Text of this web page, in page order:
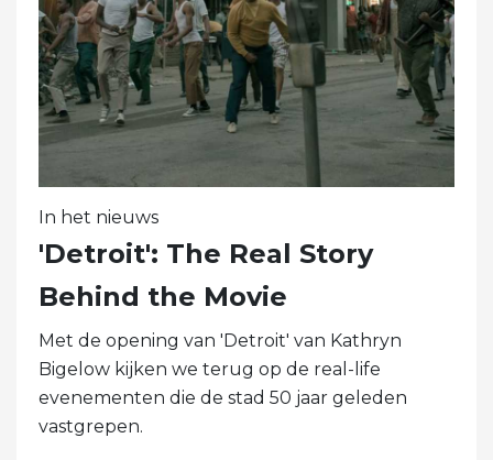
In het nieuws
'Detroit': The Real Story
Behind the Movie
Met de opening van 'Detroit' van Kathryn
Bigelow kijken we terug op de real-life
evenementen die de stad 50 jaar geleden
vastgrepen.